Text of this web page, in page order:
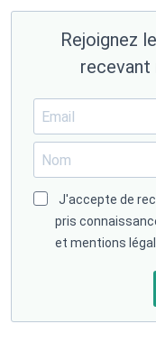
Rejoignez
recevant
J'accepte de
pris
et mentions